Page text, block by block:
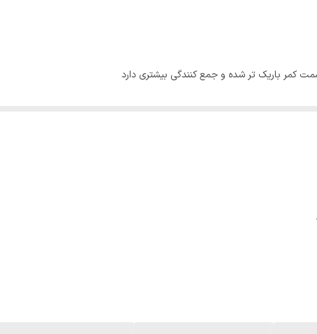
کمر باریک تر شده و جمع کنندگی بیشتری دارد